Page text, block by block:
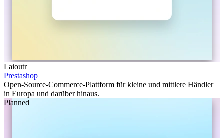
Laioutr
Prestashop
Open-Source-Commerce-Plattform für kleine und mittlere Händler
in Europa und darüber hinaus.
Planned